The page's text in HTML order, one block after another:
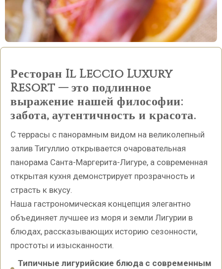
Ресторан Il Leccio Luxury
Resort — это подлинное
выражение нашей философии:
забота, аутентичность и красота.
С террасы с панорамным видом на великолепный
залив Тигуллио открывается очаровательная
панорама Санта-Маргерита-Лигуре, а современная
открытая кухня демонстрирует прозрачность и
страсть к вкусу.
Наша гастрономическая концепция элегантно
объединяет лучшее из моря и земли Лигурии в
блюдах, рассказывающих историю сезонности,
простоты и изысканности.
Типичные лигурийские блюда с современным